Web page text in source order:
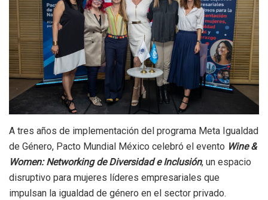
A tres años de implementación del programa Meta Igualdad
de Género, Pacto Mundial México celebró el evento Wine &
Women: Networking de Diversidad e Inclusión, un espacio
disruptivo para mujeres líderes empresariales que
impulsan la igualdad de género en el sector privado.